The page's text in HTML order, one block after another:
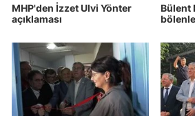
MHP'den İzzet Ulvi Yönter
açıklaması
Bülent